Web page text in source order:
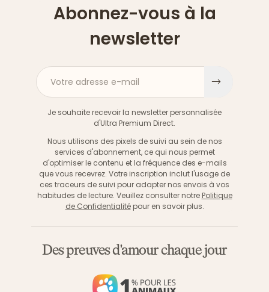
Abonnez-vous à la
newsletter
Votre adresse e-mail
Je souhaite recevoir la newsletter personnalisée
d'Ultra Premium Direct.
Nous utilisons des pixels de suivi au sein de nos
services d'abonnement, ce qui nous permet
d'optimiser le contenu et la fréquence des e-mails
que vous recevrez. Votre inscription inclut l'usage de
ces traceurs de suivi pour adapter nos envois à vos
habitudes de lecture. Veuillez consulter notre Politique
de Confidentialitépour en savoir plus.
Des preuves d'amour chaque jour